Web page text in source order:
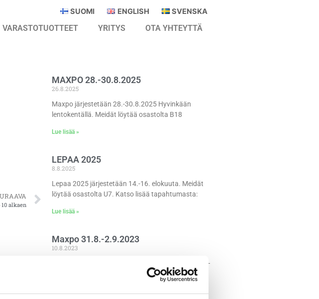
SUOMI ENGLISH SVENSKA
VARASTOTUOTTEET YRITYS OTA YHTEYTTÄ
alkaen
MAXPO 28.-30.8.2025
26.8.2025
Maxpo järjestetään 28.-30.8.2025 Hyvinkään
lentokentällä. Meidät löytää osastolta B18
Lue lisää »
LEPAA 2025
8.8.2025
Lepaa 2025 järjestetään 14.-16. elokuuta. Meidät
löytää osastolta U7. Katso lisää tapahtumasta:
Lue lisää »
Maxpo 31.8.-2.9.2023
10.8.2023
Maxpo järjestetään Hyvinkään lentokentällä 31.8. –
2.9.2023. Tule poikkeamaan osastollamme B134!
https://maxpo.messukeskus.com/